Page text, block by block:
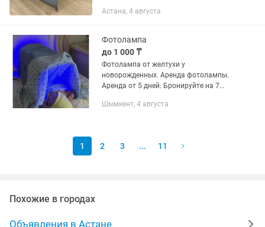
безопасное лечение малыша в
сутки.+...
Астана, 4 августа
Фотолампа
до 1 000 ₸
Фотолампа от желтухи у
новорожденных. Аренда фотолампы.
Аренда от 5 дней. Бронируйте на 7
Шымкент, 4 августа
1 2 3 ... 11
Похожие в городах
Объявления в Астане